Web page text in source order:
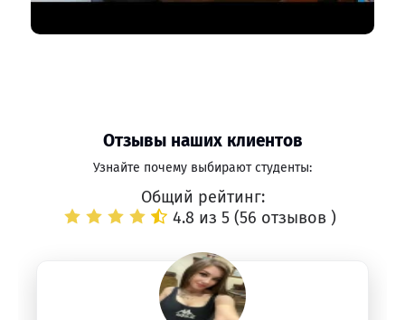
Отзывы наших клиентов
Узнайте почему выбирают студенты:
Общий рейтинг:
4.8 из 5 (56 отзывов )